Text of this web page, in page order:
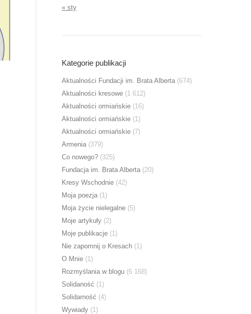
« sty
Kategorie publikacji
Aktualności Fundacji im. Brata Alberta (674)
Aktualności kresowe (1 612)
Aktualności ormiańskie (16)
Aktualności ormiańskie (1)
Aktualności ormiańskie (7)
Armenia (379)
Co nowego? (325)
Fundacja im. Brata Alberta (20)
Kresy Wschodnie (42)
Moja poezja (1)
Moja życie nielegalne (5)
Moje artykuły (2)
Moje publikacje (1)
Nie zapomnij o Kresach (1)
O Mnie (1)
Rozmyślania w blogu (6 168)
Solidaność (1)
Solidarność (4)
Wywiady (1)